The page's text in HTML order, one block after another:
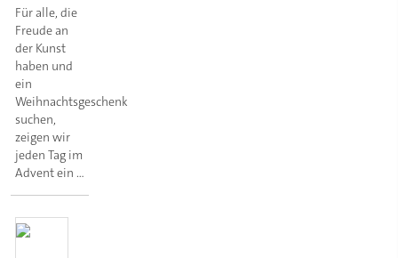
Für alle, die
Freude an
der Kunst
haben und
ein
Weihnachtsgeschenk
suchen,
zeigen wir
jeden Tag im
Advent ein …